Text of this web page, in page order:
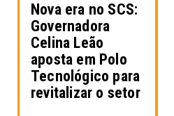
Nova era no SCS:
Governadora
Celina Leão
aposta em Polo
Tecnológico para
revitalizar o setor